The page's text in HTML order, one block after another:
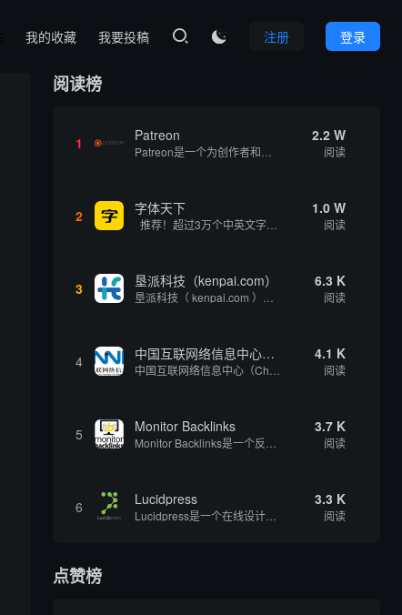
登录
注册

我的收藏 我要投稿
阅读榜
1 Patreon 2.2 W
阅读
2 字体天下 1.0 W
阅读
3 垦派科技（kenpai.com） 6.3 K
阅读
4 中国互联网络信息中心（CNNIC） 4.1 K
阅读
5 Monitor Backlinks 3.7 K
阅读
6 Lucidpress 3.3 K
阅读
点赞榜